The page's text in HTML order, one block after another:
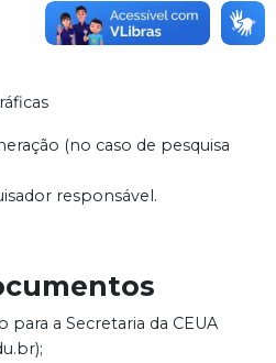
(no caso de pesquisa
responsável.
para a Secretaria da CEUA